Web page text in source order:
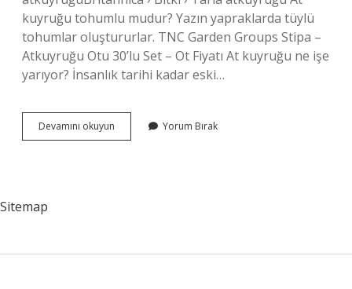
kuyruğu tohumlu mudur? Yazın yapraklarda tüylü
tohumlar oluştururlar. TNC Garden Groups Stipa –
Atkuyruğu Otu 30’lu Set – Ot Fiyatı At kuyruğu ne işe
yarıyor? İnsanlık tarihi kadar eski…
Devamını okuyun
Kuyruğu
Yorum Bırak
Sitemap